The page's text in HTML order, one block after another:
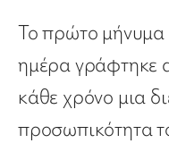
Το πρώτο μήνυμα
ημέρα γράφτηκε
κάθε χρόνο μια
προσωπικότητα